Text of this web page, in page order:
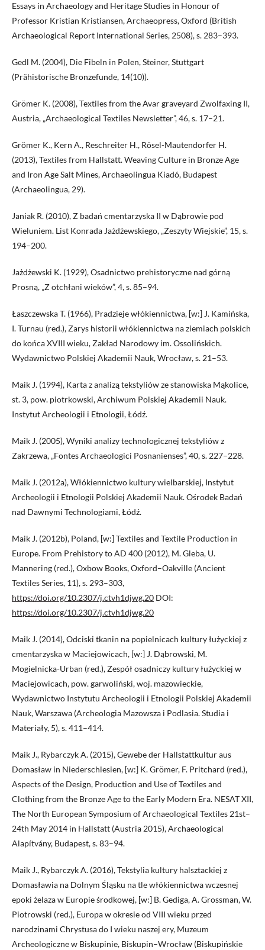
Essays in Archaeology and Heritage Studies in Honour of
Professor Kristian Kristiansen, Archaeopress, Oxford (British
Archaeological Report International Series, 2508), s. 283–393.
Gedl M. (2004), Die Fibeln in Polen, Steiner, Stuttgart
(Prähistorische Bronzefunde, 14(10)).
Grömer K. (2008), Textiles from the Avar graveyard Zwolfaxing II,
Austria, „Archaeological Textiles Newsletter”, 46, s. 17–21.
Grömer K., Kern A., Reschreiter H., Rösel-Mautendorfer H.
(2013), Textiles from Hallstatt. Weaving Culture in Bronze Age
and Iron Age Salt Mines, Archaeolingua Kiadó, Budapest
(Archaeolingua, 29).
Janiak R. (2010), Z badań cmentarzyska II w Dąbrowie pod
Wieluniem. List Konrada Jażdżewskiego, „Zeszyty Wiejskie”, 15, s.
194–200.
Jażdżewski K. (1929), Osadnictwo prehistoryczne nad górną
Prosną, „Z otchłani wieków”, 4, s. 85–94.
Łaszczewska T. (1966), Pradzieje włókiennictwa, [w:] J. Kamińska,
I. Turnau (red.), Zarys historii włókiennictwa na ziemiach polskich
do końca XVIII wieku, Zakład Narodowy im. Ossolińskich.
Wydawnictwo Polskiej Akademii Nauk, Wrocław, s. 21–53.
Maik J. (1994), Karta z analizą tekstyliów ze stanowiska Mąkolice,
st. 3, pow. piotrkowski, Archiwum Polskiej Akademii Nauk.
Instytut Archeologii i Etnologii, Łódź.
Maik J. (2005), Wyniki analizy technologicznej tekstyliów z
Zakrzewa, „Fontes Archaeologici Posnanienses”, 40, s. 227–228.
Maik J. (2012a), Włókiennictwo kultury wielbarskiej, Instytut
Archeologii i Etnologii Polskiej Akademii Nauk. Ośrodek Badań
nad Dawnymi Technologiami, Łódź.
Maik J. (2012b), Poland, [w:] Textiles and Textile Production in
Europe. From Prehistory to AD 400 (2012), M. Gleba, U.
Mannering (red.), Oxbow Books, Oxford–Oakville (Ancient
Textiles Series, 11), s. 293–303,
https://doi.org/10.2307/j.ctvh1djwg.20 DOI:
https://doi.org/10.2307/j.ctvh1djwg.20
Maik J. (2014), Odciski tkanin na popielnicach kultury łużyckiej z
cmentarzyska w Maciejowicach, [w:] J. Dąbrowski, M.
Mogielnicka-Urban (red.), Zespół osadniczy kultury łużyckiej w
Maciejowicach, pow. garwoliński, woj. mazowieckie,
Wydawnictwo Instytutu Archeologii i Etnologii Polskiej Akademii
Nauk, Warszawa (Archeologia Mazowsza i Podlasia. Studia i
Materiały, 5), s. 411–414.
Maik J., Rybarczyk A. (2015), Gewebe der Hallstattkultur aus
Domasław in Niederschlesien, [w:] K. Grömer, F. Pritchard (red.),
Aspects of the Design, Production and Use of Textiles and
Clothing from the Bronze Age to the Early Modern Era. NESAT XII,
The North European Symposium of Archaeological Textiles 21st–
24th May 2014 in Hallstatt (Austria 2015), Archaeological
Alapítvány, Budapest, s. 83–94.
Maik J., Rybarczyk A. (2016), Tekstylia kultury halsztackiej z
Domasławia na Dolnym Śląsku na tle włókiennictwa wczesnej
epoki żelaza w Europie środkowej, [w:] B. Gediga, A. Grossman, W.
Piotrowski (red.), Europa w okresie od VIII wieku przed
narodzinami Chrystusa do I wieku naszej ery, Muzeum
Archeologiczne w Biskupinie, Biskupin–Wrocław (Biskupińskie